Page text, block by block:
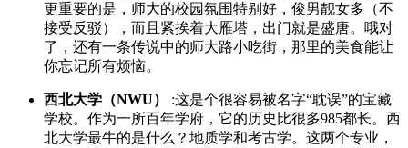
更重要的是，师大的校园氛围特别好，俊男靓女多（不
接受反驳），而且紧挨着大雁塔，出门就是盛唐。哦对
了，还有一条传说中的师大路小吃街，那里的美食能让
你忘记所有烦恼。
西北大学（NWU） :这是个很容易被名字“耽误”的宝藏
学校。作为一所百年学府，它的历史比很多985都长。西
北大学最牛的是什么？地质学和考古学。这两个专业，